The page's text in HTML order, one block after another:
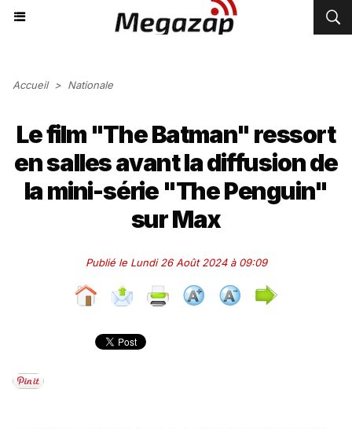
Accueil > Nationale
Le film "The Batman" ressort
en salles avant la diffusion de
la mini-série "The Penguin"
sur Max
Publié le Lundi 26 Août 2024 à 09:09